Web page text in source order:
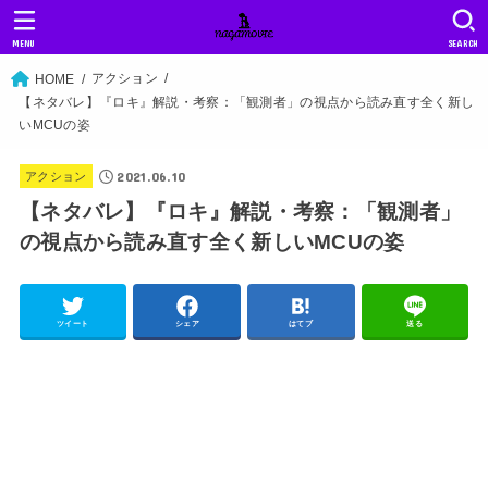
SEARCH
MENU
HOME
アクション
【ネタバレ】『ロキ』解説・考察：「観測者」の視点から読み直す全く新し
いMCUの姿
アクション 2021.06.10
【ネタバレ】『ロキ』解説・考察：「観測者」
の視点から読み直す全く新しいMCUの姿
ツイート シェア はてブ 送る